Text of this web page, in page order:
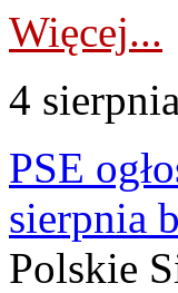
Więcej...
4
PSE
sierpnia
Polskie